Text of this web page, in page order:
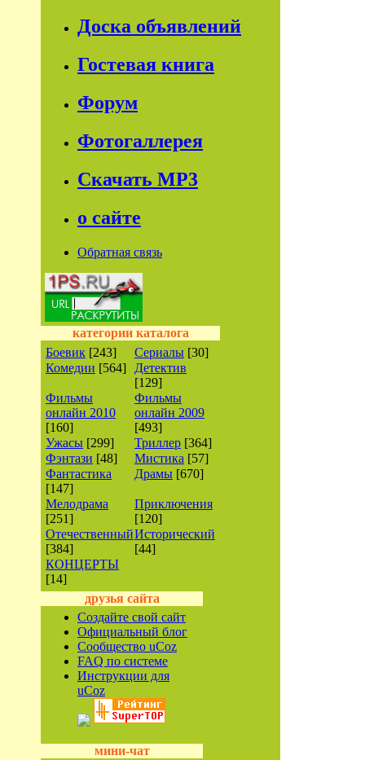
Доска объявлений
Гостевая книга
Форум
Фотогаллерея
Скачать МР3
о сайте
Обратная связь
категории каталога
Боевик [243] Сериалы [30]
Комедии [564]
Детектив
[129]
Фильмы
онлайн 2010
[160]
Фильмы
онлайн 2009
[493]
Ужасы [299] Триллер [364]
Фэнтази [48] Мистика [57]
Фантастика
[147]
Драмы [670]
Мелодрама
[251]
Приключения
[120]
Отечественный
[384]
Исторический
[44]
КОНЦЕРТЫ
[14]
друзья сайта
Создайте свой сайт
Официальный блог
Сообщество uCoz
FAQ по системе
Инструкции для
uCoz
мини-чат